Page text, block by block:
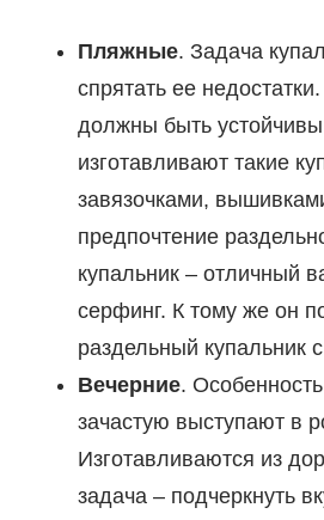
Пляжные. Задача
спрятать ее
должны быть
изготавливают такие
завязочками,
предпочтение
купальник – отличный
серфинг. К тому же он
раздельный купальник
Вечерние.
зачастую выступают в
Изготавливаются из
задача – подчеркнуть